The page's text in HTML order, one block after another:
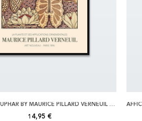
AFFICHE NENUPHAR BY MAURICE PILLARD VERNEUIL 30X40
14,95 €